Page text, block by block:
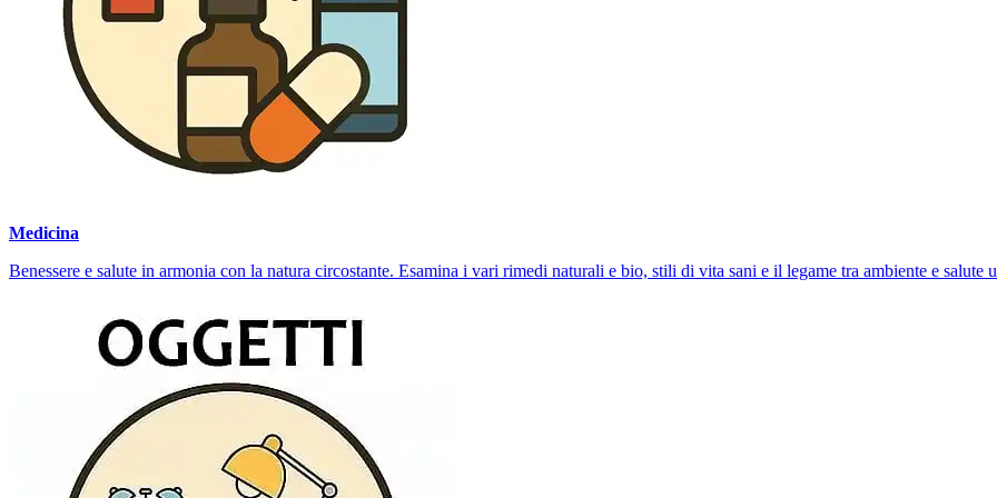
Medicina
Benessere e salute in armonia con la natura circostante. Esamina i vari rimedi naturali e bio, stili di vita sani e il legame tra ambiente e salute